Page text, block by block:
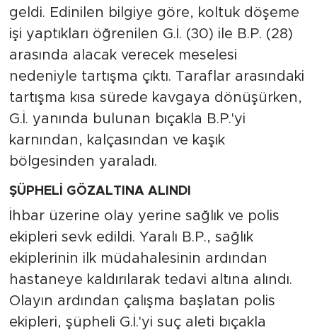
geldi. Edinilen bilgiye göre, koltuk döşeme
işi yaptıkları öğrenilen G.İ. (30) ile B.P. (28)
arasında alacak verecek meselesi
nedeniyle tartışma çıktı. Taraflar arasındaki
tartışma kısa sürede kavgaya dönüşürken,
G.İ. yanında bulunan bıçakla B.P.'yi
karnından, kalçasından ve kaşık
bölgesinden yaraladı.
ŞÜPHELİ GÖZALTINA ALINDI
İhbar üzerine olay yerine sağlık ve polis
ekipleri sevk edildi. Yaralı B.P., sağlık
ekiplerinin ilk müdahalesinin ardından
hastaneye kaldırılarak tedavi altına alındı.
Olayın ardından çalışma başlatan polis
ekipleri, şüpheli G.İ.'yi suç aleti bıçakla